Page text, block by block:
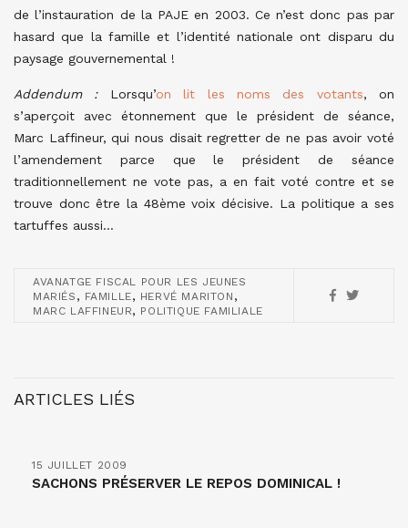
de l’instauration de la PAJE en 2003. Ce n’est donc pas par
hasard que la famille et l’identité nationale ont disparu du
paysage gouvernemental !
Addendum : Lorsqu’on lit les noms des votants, on
s’aperçoit avec étonnement que le président de séance,
Marc Laffineur, qui nous disait regretter de ne pas avoir voté
l’amendement parce que le président de séance
traditionnellement ne vote pas, a en fait voté contre et se
trouve donc être la 48ème voix décisive. La politique a ses
tartuffes aussi…
AVANATGE FISCAL POUR LES JEUNES
MARIÉS , FAMILLE, HERVÉ MARITON ,
MARC LAFFINEUR, POLITIQUE FAMILIALE
ARTICLES LIÉS
15 JUILLET 2009
SACHONS PRÉSERVER LE REPOS DOMINICAL !